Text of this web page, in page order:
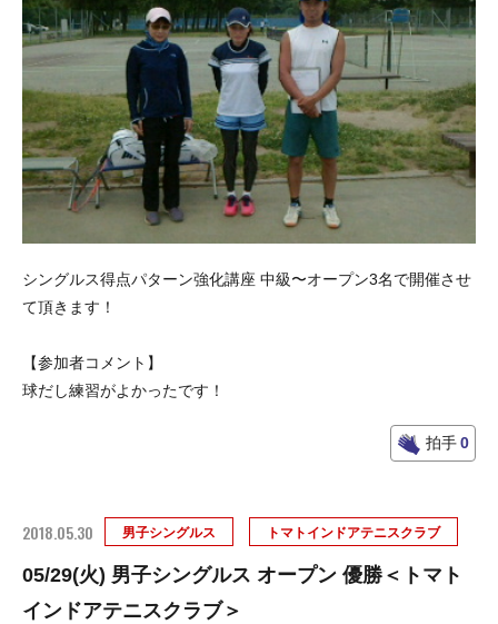
シングルス得点パターン強化講座 中級〜オープン3名で開催させ
て頂きます！
【参加者コメント】
球だし練習がよかったです！
拍手0
2018.05.30 男子シングルス トマトインドアテニスクラブ
05/29(火) 男子シングルス オープン 優勝＜トマト
インドアテニスクラブ＞